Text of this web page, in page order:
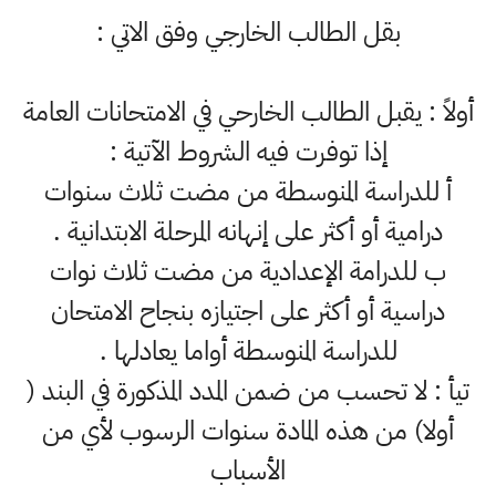
بقل الطالب الخارجي وفق الاتي :
أولاً : يقبل الطالب الخارحي في الامتحانات العامة
إذا توفرت فيه الشروط الآتية :
أ للدراسة المنوسطة من مضت ثلاث سنوات
درامية أو أكثر على إنهانه المرحلة الابتدانية .
ب للدرامة الإعدادية من مضت ثلاث نوات
دراسية أو أكثر على اجتيازه بنجاح الامتحان
للدراسة المنوسطة أواما يعادلها .
تيأ : لا تحسب من ضمن المدد المذكورة في البند (
أولا) من هذه المادة سنوات الرسوب لأي من
الأسباب